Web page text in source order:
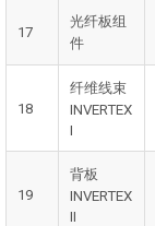
17
光纤板组
件
18
纤维线束
INVERTEX
I
19
背板
INVERTEX
II